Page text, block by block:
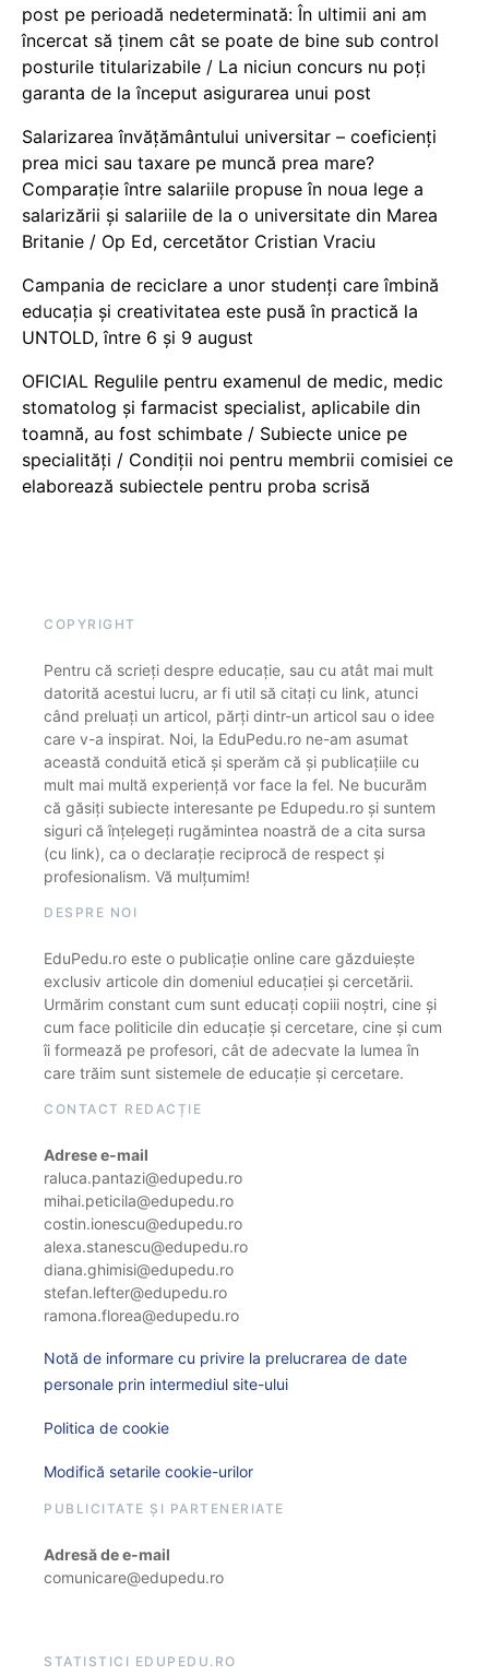
post pe perioadă nedeterminată: În ultimii ani am
încercat să ținem cât se poate de bine sub control
posturile titularizabile / La niciun concurs nu poți
garanta de la început asigurarea unui post
Salarizarea învățământului universitar – coeficienți
prea mici sau taxare pe muncă prea mare?
Comparație între salariile propuse în noua lege a
salarizării și salariile de la o universitate din Marea
Britanie / Op Ed, cercetător Cristian Vraciu
Campania de reciclare a unor studenți care îmbină
educația și creativitatea este pusă în practică la
UNTOLD, între 6 și 9 august
OFICIAL Regulile pentru examenul de medic, medic
stomatolog și farmacist specialist, aplicabile din
toamnă, au fost schimbate / Subiecte unice pe
specialități / Condiții noi pentru membrii comisiei ce
elaborează subiectele pentru proba scrisă
COPYRIGHT
Pentru că scrieți despre educație, sau cu atât mai mult
datorită acestui lucru, ar fi util să citați cu link, atunci
când preluați un articol, părți dintr-un articol sau o idee
care v-a inspirat. Noi, la EduPedu.ro ne-am asumat
această conduită etică și sperăm că și publicațiile cu
mult mai multă experiență vor face la fel. Ne bucurăm
că găsiți subiecte interesante pe Edupedu.ro și suntem
siguri că înțelegeți rugămintea noastră de a cita sursa
(cu link), ca o declarație reciprocă de respect și
profesionalism. Vă mulțumim!
DESPRE NOI
EduPedu.ro este o publicație online care găzduiește
exclusiv articole din domeniul educației și cercetării.
Urmărim constant cum sunt educați copiii noștri, cine și
cum face politicile din educație și cercetare, cine și cum
îi formează pe profesori, cât de adecvate la lumea în
care trăim sunt sistemele de educație și cercetare.
CONTACT REDACȚIE
Adrese e-mail
raluca.pantazi@edupedu.ro
mihai.peticila@edupedu.ro
costin.ionescu@edupedu.ro
alexa.stanescu@edupedu.ro
diana.ghimisi@edupedu.ro
stefan.lefter@edupedu.ro
ramona.florea@edupedu.ro
Notă de informare cu privire la prelucrarea de date
personale prin intermediul site-ului
Politica de cookie
Modifică setarile cookie-urilor
PUBLICITATE ȘI PARTENERIATE
Adresă de e-mail
comunicare@edupedu.ro
STATISTICI EDUPEDU.RO